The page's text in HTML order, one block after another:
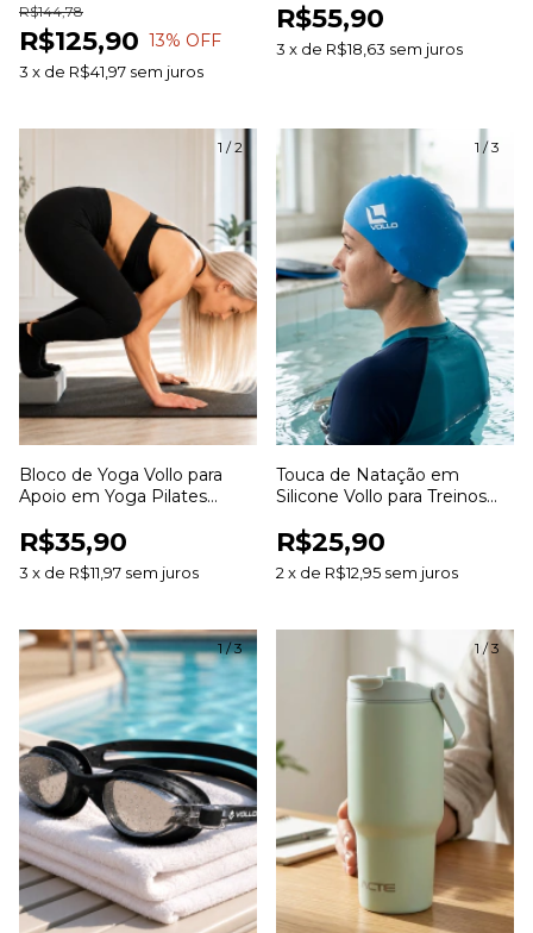
Alongamento
R$125,90
R$144,78
13% OFF
3 x de R$41,97 sem juros
Funcional e Alongamento
R$55,90
3 x de R$18,63 sem juros
1 /2
Bloco de Yoga Vollo para
Apoio em Yoga Pilates
R$35,90
3 x de R$11,97 sem juros
1 /3
Touca de Natação em
Silicone Vollo para Treinos
R$25,90
2x de R$12,95 sem juros
1/3 1 /3